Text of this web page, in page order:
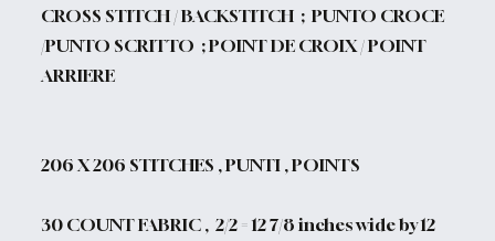
CROSS STITCH / BACKSTITCH ; PUNTO CROCE
/PUNTO SCRITTO ; POINT DE CROIX / POINT
ARRIERE
206 X 206 STITCHES , PUNTI , POINTS
30 COUNT FABRIC , 2/2 = 12 7/8 inches wide by 12